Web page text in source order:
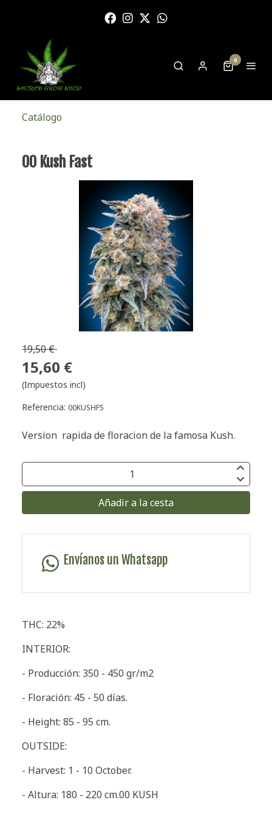
0
Catálogo
00 Kush Fast
19,50 €
15,60 €
(Impuestos incl)
Referencia: 00KUSHF5
Version rapida de floracion de la famosa Kush.
Añadir a la cesta
Envíanos un Whatsapp
THC: 22%
INTERIOR:
- Producción: 350 - 450 gr/m2
- Floración: 45 - 50 días.
- Height: 85 - 95 cm.
OUTSIDE:
- Harvest: 1 - 10 October.
- Altura: 180 - 220 cm.00 KUSH